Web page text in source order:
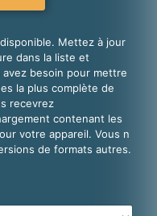
Mettez à jour
dans la liste et
besoin pour mettre
la plus complète de
recevrez
contenant les
votre appareil. Vous n
de formats autres.